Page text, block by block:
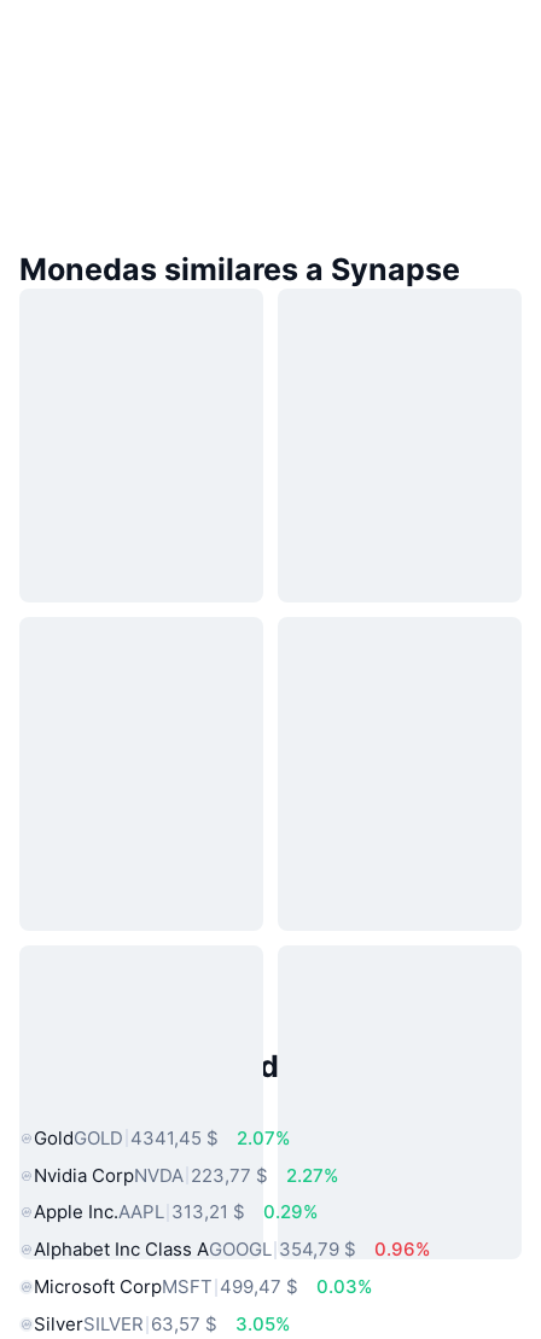
Monedas similares a Synapse
Activos del Mundo Real
GoldGOLD 4341,45 $
2.07%
Nvidia CorpNVDA 223,77 $
2.27%
Apple Inc.AAPL 313,21 $
0.29%
Alphabet Inc Class AGOOGL 354,79 $
0.96%
Microsoft CorpMSFT 499,47 $
0.03%
SilverSILVER 63,57 $
3.05%